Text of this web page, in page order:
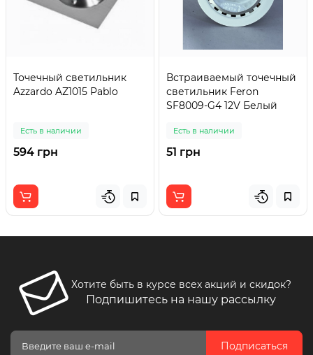
Точечный светильник
Azzardo AZ1015 Pablo
Есть в наличии
594 грн
Встраиваемый точечный
светильник Feron
SF8009-G4 12V Белый
Есть в наличии
51 грн
Хотите быть в курсе всех акций и скидок?
Подпишитесь на нашу рассылку
Подписаться